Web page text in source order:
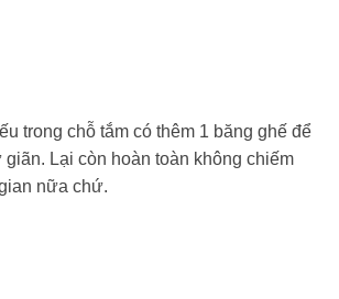
trong chỗ tắm có thêm 1 băng ghế để
giãn. Lại còn hoàn toàn không chiếm
nữa chứ.